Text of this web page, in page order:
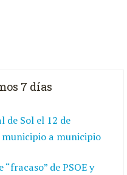
7 días
de Sol el 12 de
municipio a municipio
de PSOE y